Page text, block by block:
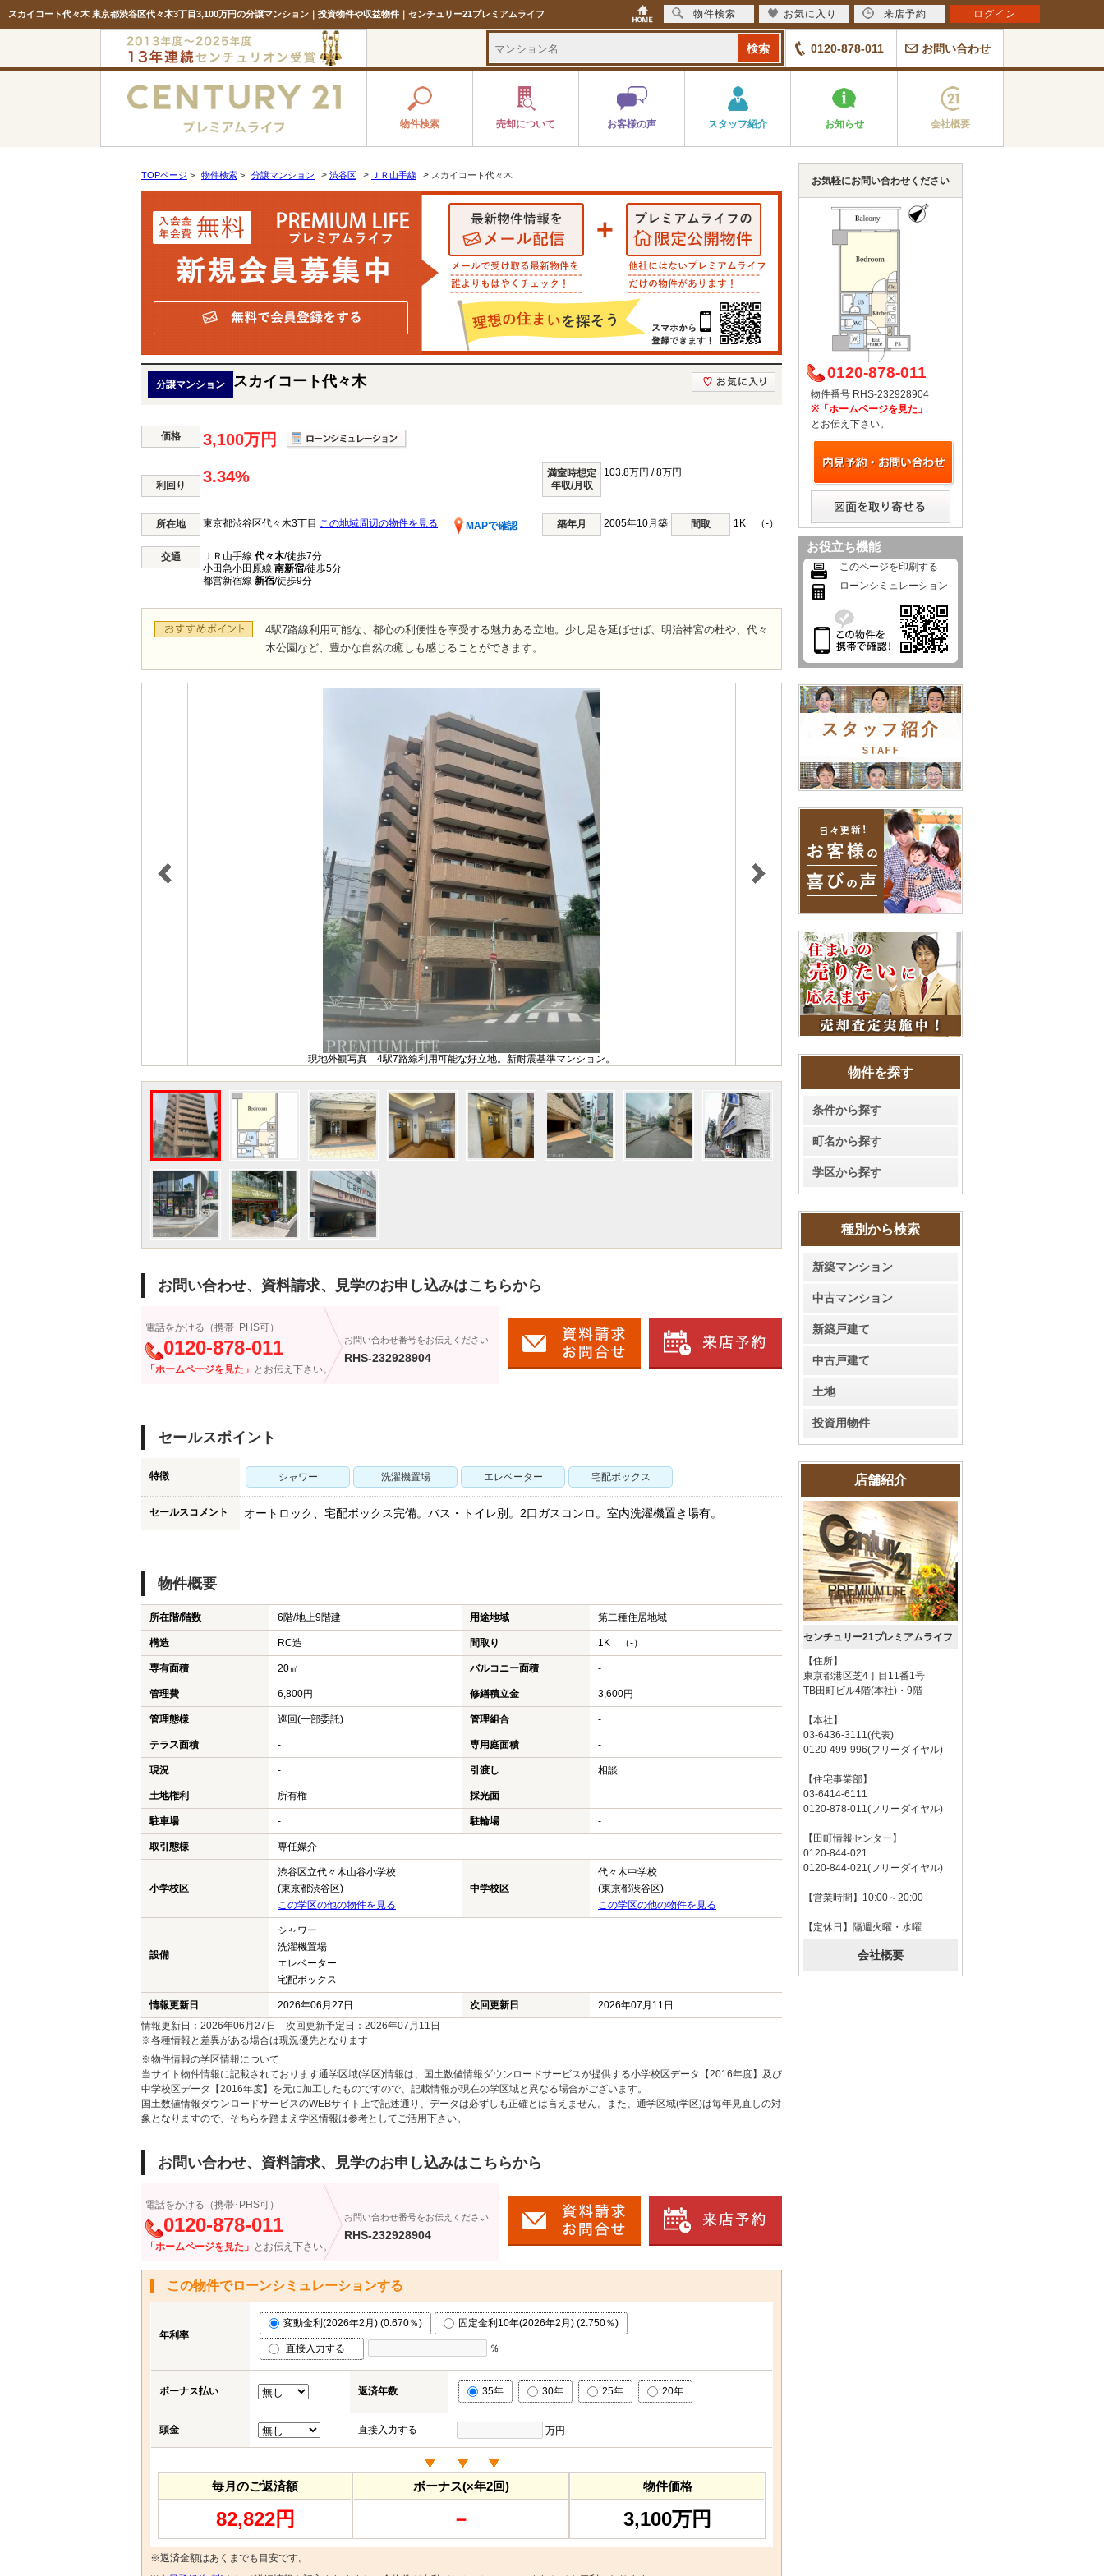
スカイコート代々木 東京都渋谷区代々木3丁目3,100万円の分譲マンション｜投資物件や収益物件｜センチュリー21プレミアムライフ
0120-878-011 お問い合わせ
物件検索 売却について お客様の声 スタッフ紹介 お知らせ 会社概要
TOPページ > 物件検索 > 分譲マンション > 渋谷区 > ＪＲ山手線 > スカイコート代々木
分譲マンション スカイコート代々木
価格 3,100万円
利回り 3.34%
満室時想定
年収/月収
103.8万円 / 8万円
所在地 東京都渋谷区代々木3丁目 MAPで確認
この地域周辺の物件を見る 築年月 2005年10月築 間取 1K （-）
交通 ＪＲ山手線 代々木/徒歩7分
小田急小田原線 南新宿/徒歩5分
都営新宿線 新宿/徒歩9分
4駅7路線利用可能な、都心の利便性を享受する魅力ある立地。少し足を延ばせば、明治神宮の杜や、代々
木公園など、豊かな自然の癒しも感じることができます。
現地外観写真 4駅7路線利用可能な好立地。新耐震基準マンション。
お問い合わせ、資料請求、見学のお申し込みはこちらから
電話をかける（携帯･PHS可）
0120-878-011
「ホームページを見た」 とお伝え下さい。
お問い合わせ番号をお伝えください
RHS-232928904
セールスポイント
特徴 シャワー 洗濯機置場 エレベーター 宅配ボックス
セールスコメント オートロック、宅配ボックス完備。バス・トイレ別。2口ガスコンロ。室内洗濯機置き場有。
物件概要
所在階/階数 6階/地上9階建 用途地域 第二種住居地域
構造 RC造 間取り 1K （-）
専有面積 20㎡ バルコニー面積 -
管理費 6,800円 修繕積立金 3,600円
管理態様 巡回(一部委託) 管理組合 -
テラス面積 - 専用庭面積 -
現況 - 引渡し 相談
土地権利 所有権 採光面 -
駐車場 - 駐輪場 -
取引態様 専任媒介
小学校区
渋谷区立代々木山谷小学校
(東京都渋谷区)
この学区の他の物件を見る
中学校区
代々木中学校
(東京都渋谷区)
この学区の他の物件を見る
設備
シャワー
洗濯機置場
エレベーター
宅配ボックス
情報更新日 2026年06月27日 次回更新日
2026年07月11日
情報更新日：2026年06月27日 次回更新予定日：2026年07月11日
※各種情報と差異がある場合は現況優先となります
※物件情報の学区情報について
当サイト物件情報に記載されております通学区域(学区)情報は、国土数値情報ダウンロードサービスが提供する小学校区データ【2016年度】及び
中学校区データ【2016年度】を元に加工したものですので、記載情報が現在の学区域と異なる場合がございます。
国土数値情報ダウンロードサービスのWEBサイト上で記述通り、データは必ずしも正確とは言えません。また、通学区域(学区)は毎年見直しの対
象となりますので、そちらを踏まえ学区情報は参考としてご活用下さい。
お問い合わせ、資料請求、見学のお申し込みはこちらから
電話をかける（携帯･PHS可）
0120-878-011
「ホームページを見た」 とお伝え下さい。
お問い合わせ番号をお伝えください
RHS-232928904
この物件でローンシミュレーションする
年利率
変動金利(2026年2月) (0.670％) 固定金利10年(2026年2月) (2.750％)
直接入力する ％
ボーナス払い 返済年数 35年 30年 25年 20年
頭金 直接入力する 万円
毎月のご返済額
82,822円
ボーナス(×年2回)
－
物件価格
3,100万円
※返済金額はあくまでも目安です。
お気軽にお問い合わせください
0120-878-011
物件番号 RHS-232928904
※「ホームページを見た」
とお伝え下さい。
お役立ち機能
このページを印刷する
ローンシミュレーション
物件を探す
条件から探す
町名から探す
学区から探す
種別から検索
新築マンション
中古マンション
新築戸建て
中古戸建て
土地
投資用物件
店舗紹介
センチュリー21プレミアムライフ
【住所】
東京都港区芝4丁目11番1号
TB田町ビル4階(本社)・9階
【本社】
03-6436-3111(代表)
0120-499-996(フリーダイヤル)
【住宅事業部】
03-6414-6111
0120-878-011(フリーダイヤル)
【田町情報センター】
0120-844-021
0120-844-021(フリーダイヤル)
【営業時間】10:00～20:00
【定休日】隔週火曜・水曜
会社概要
物件検索 お気に入り 来店予約 ログイン